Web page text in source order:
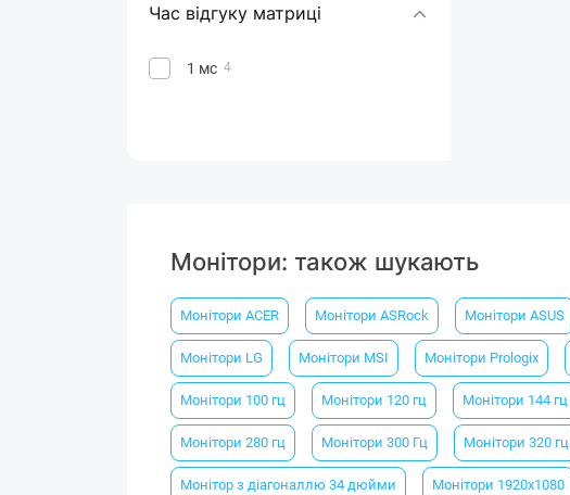
Час відгуку матриці
1 мс 4
Монітори: також шукають
Монітори ACER Монітори ASRock Монітори ASUS
Монітори LG Монітори MSI Монітори Prologix
Монітори 100 гц Монітори 120 гц Монітори 144 гц
Монітори 280 гц Монітори 300 Гц Монітори 320 гц
Монітор з діагоналлю 34 дюйми Монітори 1920х1080